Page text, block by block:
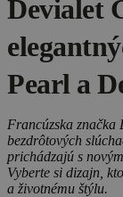
Devialet
Pearl a
Francúzska značka
bezdrôtových
prichádzajú s
Vyberte si dizajn,
a životnému štýlu.